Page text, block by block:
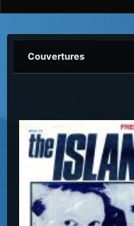
Couvertures